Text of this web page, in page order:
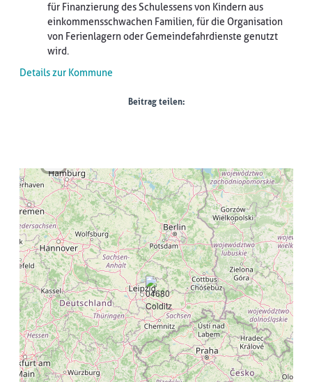
für Finanzierung des Schulessens von Kindern aus
einkommensschwachen Familien, für die Organisation
von Ferienlagern oder Gemeindefahrdienste genutzt
wird.
Details zur Kommune
Beitrag teilen: